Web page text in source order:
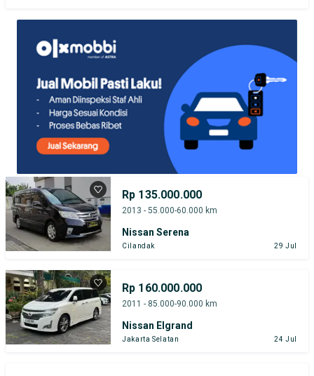
Rp 135.000.000
2013 - 55.000-60.000 km
Nissan Serena
Cilandak 29 Jul
Rp 160.000.000
2011 - 85.000-90.000 km
Nissan Elgrand
Jakarta Selatan 24 Jul